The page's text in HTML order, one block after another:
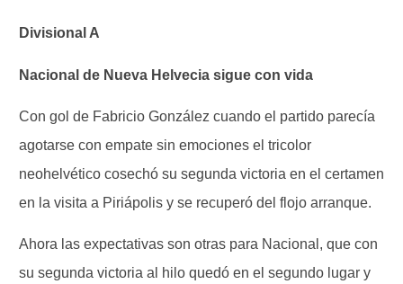
Divisional A
Nacional de Nueva Helvecia sigue con vida
Con gol de Fabricio González cuando el partido parecía
agotarse con empate sin emociones el tricolor
neohelvético cosechó su segunda victoria en el certamen
en la visita a Piriápolis y se recuperó del flojo arranque.
Ahora las expectativas son otras para Nacional, que con
su segunda victoria al hilo quedó en el segundo lugar y